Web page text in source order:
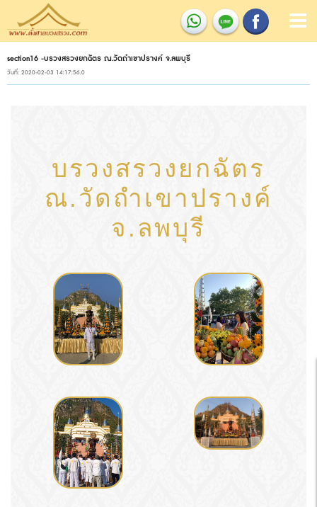
section16 -บรวงสรวงยกฉัตร ณ.วัดถำเขาปรางค์ จ.ลพบุรี
วันที่: 2020-02-03 14:17:56.0
บรวงสรวงยกฉัตร
ณ.วัดถำเขาปรางค์
จ.ลพบุรี